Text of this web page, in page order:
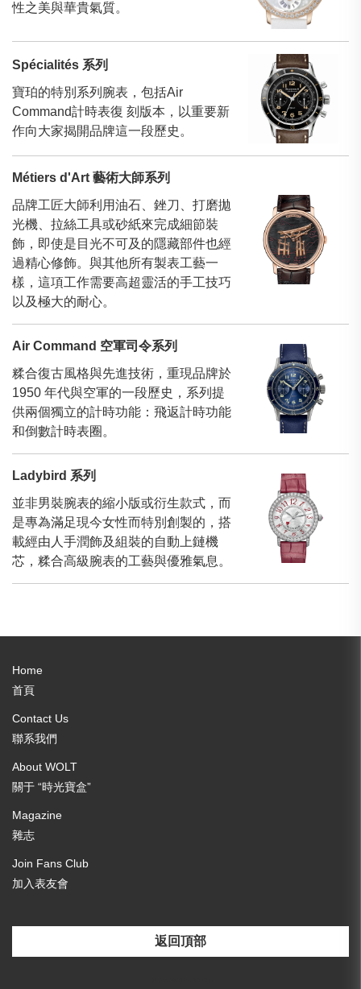
性之美與華貴氣質。
Spécialités 系列
寶珀的特別系列腕表，包括Air
Command計時表復 刻版本，以重要新
作向大家揭開品牌這一段歷史。
Métiers d'Art 藝術大師系列
品牌工匠大師利用油石、銼刀、打磨拋
光機、拉絲工具或砂紙來完成細節裝
飾，即使是目光不可及的隱藏部件也經
過精心修飾。與其他所有製表工藝一
樣，這項工作需要高超靈活的手工技巧
以及極大的耐心。
Air Command 空軍司令系列
糅合復古風格與先進技術，重現品牌於
1950 年代與空軍的一段歷史，系列提
供兩個獨立的計時功能：飛返計時功能
和倒數計時表圈。
Ladybird 系列
並非男裝腕表的縮小版或衍生款式，而
是專為滿足現今女性而特別創製的，搭
載經由人手潤飾及組裝的自動上鏈機
芯，糅合高級腕表的工藝與優雅氣息。
Home
首頁
Contact Us
聯系我們
About WOLT
關于 “時光寶盒”
Magazine
雜志
Join Fans Club
加入表友會
返回頂部